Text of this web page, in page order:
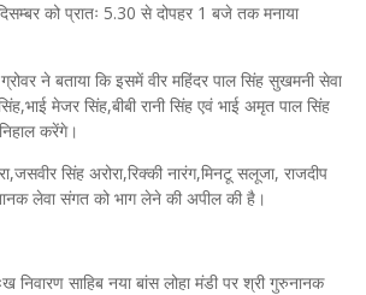
को प्रातः 5.30 से दोपहर 1 बजे तक मनाया
ने बताया कि इसमें वीर महिंदर पाल सिंह सुखमनी सेवा
मेजर सिंह,बीबी रानी सिंह एवं भाई अमृत पाल सिंह
करेंगे।
सिंह अरोरा,रिक्की नारंग,मिनटू सलूजा, राजदीप
लेवा संगत को भाग लेने की अपील की है।
निवारण साहिब नया बांस लोहा मंडी पर श्री गुरुनानक